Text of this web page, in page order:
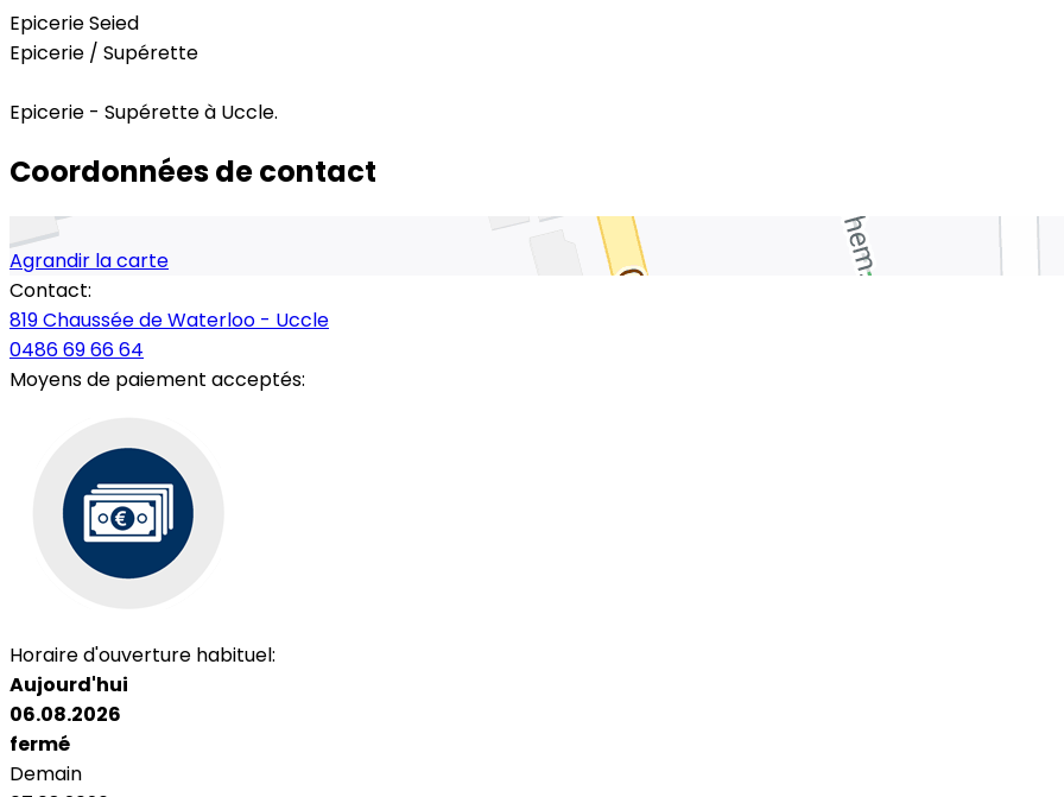
Epicerie Seied
Epicerie / Supérette
Epicerie - Supérette à Uccle.
Coordonnées de contact
Agrandir la carte
Contact:
819 Chaussée de Waterloo - Uccle
0486 69 66 64
Moyens de paiement acceptés:
Horaire d'ouverture habituel:
Aujourd'hui
06.08.2026
fermé
Demain